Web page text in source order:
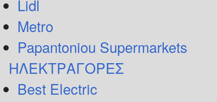
Lidl
Metro
Papantoniou Supermarkets
ΗΛΕΚΤΡΑΓΟΡΕΣ
Best Electric